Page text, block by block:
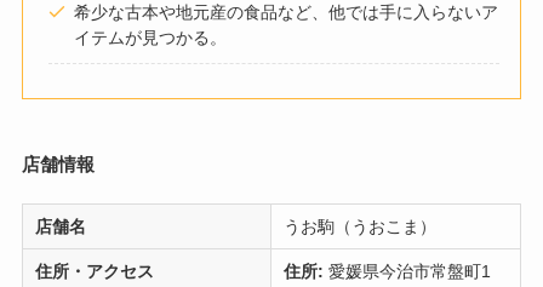
希少な古本や地元産の食品など、他では手に入らないア
イテムが見つかる。​
店舗情報
店舗名 うお駒（うおこま）
住所・アクセス 住所: 愛媛県今治市常盤町1